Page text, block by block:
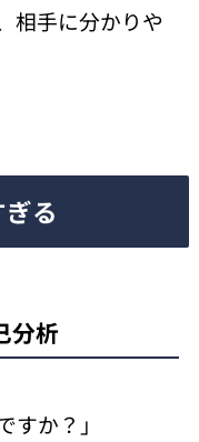
相手に分かりや
る
分析
か？」